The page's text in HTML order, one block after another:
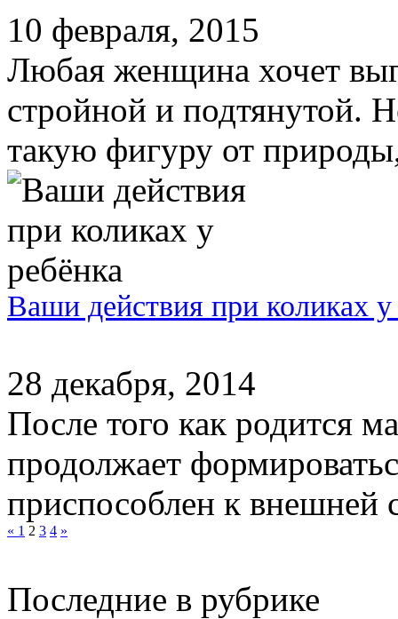
10 февраля, 2015
Любая женщина хочет
стройной и подтянутой.
такую фигуру от
Ваши действия при коликах у
28 декабря, 2014
После того как родится
продолжает
приспособлен к внешней
« 1 2 3 4 »
Последние в рубрике